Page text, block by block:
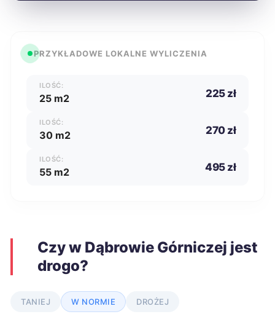
PRZYKŁADOWE LOKALNE WYLICZENIA
ILOŚĆ:
25 m2 225 zł
ILOŚĆ:
30 m2 270 zł
ILOŚĆ:
55 m2 495 zł
Czy w Dąbrowie Górniczej jest
drogo?
TANIEJ W NORMIE DROŻEJ